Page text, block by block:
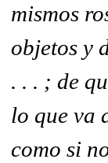
mismos
objetos y
. . . ; de
lo que va
como si